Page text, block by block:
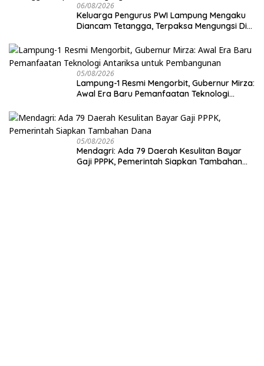
06/08/2026
Keluarga Pengurus PWI Lampung Mengaku
Diancam Tetangga, Terpaksa Mengungsi Dini
05/08/2026
Lampung-1 Resmi Mengorbit, Gubernur Mirza:
Awal Era Baru Pemanfaatan Teknologi
05/08/2026
Mendagri: Ada 79 Daerah Kesulitan Bayar
Gaji PPPK, Pemerintah Siapkan Tambahan